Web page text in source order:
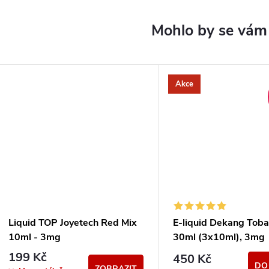
Liquid TOP Joyetech Red Mix
10ml - 3mg
199 Kč
Akce
E-liquid Dekang
30ml (3x10ml), 3mg
450 Kč